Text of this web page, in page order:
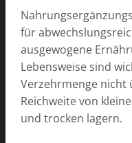
für
ausgewogene
Lebensweise sind
Verzehrmenge nicht
Reichweite von
und trocken lagern.